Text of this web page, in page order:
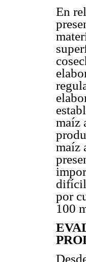
En
maíz
maíz
difícil
por
100